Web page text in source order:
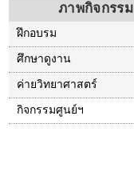
ภาพกิจกรรม
ฝึกอบรม
ศึกษาดูงาน
ค่ายวิทยาศาสตร์
กิจกรรมศูนย์ฯ